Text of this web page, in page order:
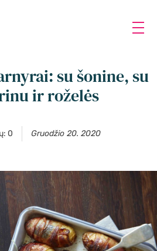
su šonine, su
ir roželės
0 Gruodžio 20. 2020